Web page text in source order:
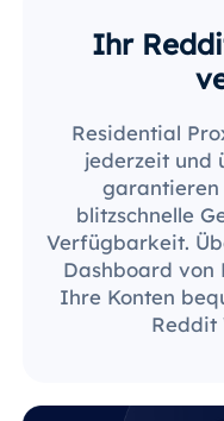
Ihr
Residential
jederzeit und
garantieren
blitzschnelle
Verfügbarkeit.
Dashboard von
Ihre Konten
Reddit